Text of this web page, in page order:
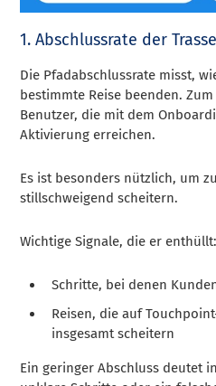
1. Abschlussrate der Trasse
Die Pfadabschlussrate misst,
bestimmte Reise beenden.
Benutzer, die mit dem
Aktivierung erreichen.
Es ist besonders nützlich, um
stillschweigend scheitern.
Wichtige Signale, die er enthüllt:
Schritte, bei denen
Reisen, die auf
insgesamt scheitern
Ein geringer Abschluss deutet